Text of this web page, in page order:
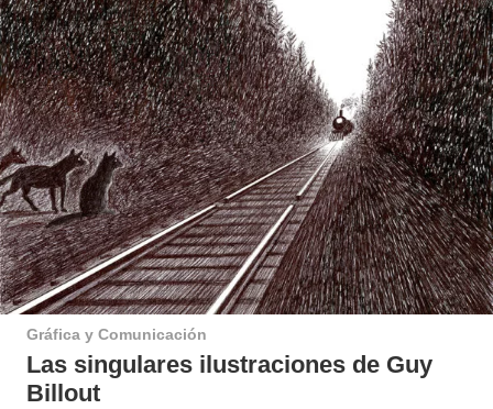
Gráfica y Comunicación
Las singulares ilustraciones de Guy
Billout